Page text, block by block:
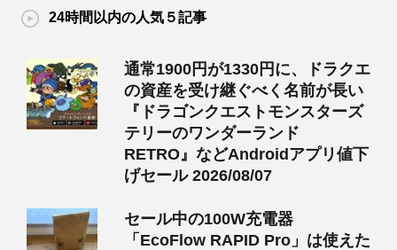
24時間以内の人気５記事
通常1900円が1330円に、ドラクエ
の資産を受け継ぐべく名前が長い
『ドラゴンクエストモンスターズ
テリーのワンダーランド
RETRO』などAndroidアプリ値下
げセール 2026/08/07
セール中の100W充電器
「EcoFlow RAPID Pro」は使えた